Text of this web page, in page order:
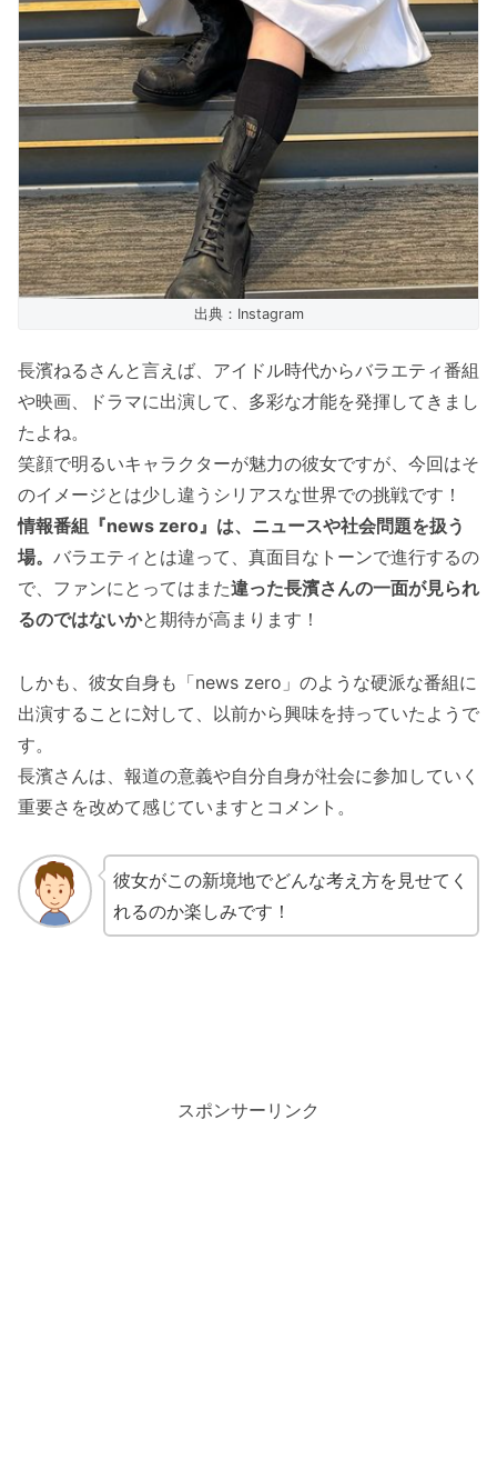
出典：Instagram
長濱ねるさんと言えば、アイドル時代からバラエティ番組
や映画、ドラマに出演して、多彩な才能を発揮してきまし
たよね。
笑顔で明るいキャラクターが魅力の彼女ですが、今回はそ
のイメージとは少し違うシリアスな世界での挑戦です！
情報番組『news zero』は、ニュースや社会問題を扱う
場。 バラエティとは違って、真面目なトーンで進行するの
で、ファンにとってはまた違った長濱さんの一面が見られ
るのではないかと期待が高まります！
しかも、彼女自身も「news zero」のような硬派な番組に
出演することに対して、以前から興味を持っていたようで
す。
長濱さんは、報道の意義や自分自身が社会に参加していく
重要さを改めて感じていますとコメント。
彼女がこの新境地でどんな考え方を見せてく
れるのか楽しみです！
スポンサーリンク